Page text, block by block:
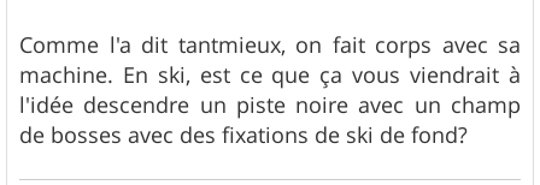
Comme l'a dit tantmieux, on fait corps avec sa
machine. En ski, est ce que ça vous viendrait à
l'idée descendre un piste noire avec un champ
de bosses avec des fixations de ski de fond?